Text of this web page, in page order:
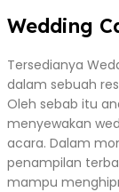
Wedding
Tersedianya
dalam sebuah
Oleh sebab itu
menyewakan
acara. Dalam
penampilan
mampu